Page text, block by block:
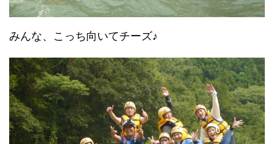
みんな、こっち向いてチーズ♪